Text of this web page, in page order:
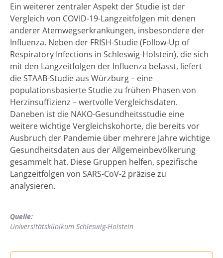
Ein weiterer zentraler Aspekt der Studie ist der
Vergleich von COVID-19-Langzeitfolgen mit denen
anderer Atemwegserkrankungen, insbesondere der
Influenza. Neben der FRISH-Studie (Follow-Up of
Respiratory Infections in Schleswig-Holstein), die sich
mit den Langzeitfolgen der Influenza befasst, liefert
die STAAB-Studie aus Würzburg – eine
populationsbasierte Studie zu frühen Phasen von
Herzinsuffizienz – wertvolle Vergleichsdaten.
Daneben ist die NAKO-Gesundheitsstudie eine
weitere wichtige Vergleichskohorte, die bereits vor
Ausbruch der Pandemie über mehrere Jahre wichtige
Gesundheitsdaten aus der Allgemeinbevölkerung
gesammelt hat. Diese Gruppen helfen, spezifische
Langzeitfolgen von SARS-CoV-2 präzise zu
analysieren.
Quelle:
Universitätsklinikum Schleswig-Holstein